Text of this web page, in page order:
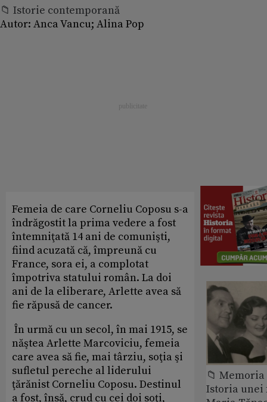
📁 Istorie contemporană
Autor: Anca Vancu; Alina Pop
Femeia de care Corneliu Coposu s-a
îndrăgostit la prima vedere a fost
întemniţată 14 ani de comunişti,
fiind acuzată că, împreună cu
France, sora ei, a complotat
împotriva statului român. La doi
ani de la eliberare, Arlette avea să
fie răpusă de cancer.
În urmă cu un secol, în mai 1915, se
năştea Arlette Marcoviciu, femeia
care avea să fie, mai târziu, soţia şi
sufletul pereche al liderului
ţărănist Corneliu Coposu. Destinul
a fost, însă, crud cu cei doi soţi,
📁
Istoria